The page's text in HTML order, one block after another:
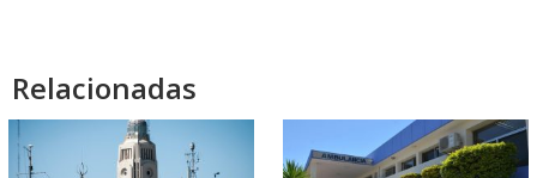
Relacionadas